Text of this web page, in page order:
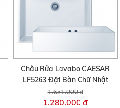
Chậu Rửa Lavabo CAESAR
LF5263 Đặt Bàn Chữ Nhật
1.631.000 đ
1.280.000 đ